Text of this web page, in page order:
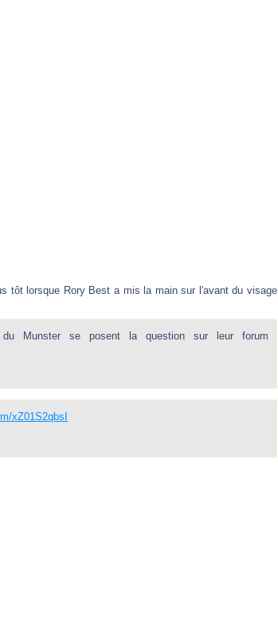
tôt lorsque Rory Best a mis la main sur l'avant du visage
Munster se posent la question sur leur forum
xZ01S2qbsI